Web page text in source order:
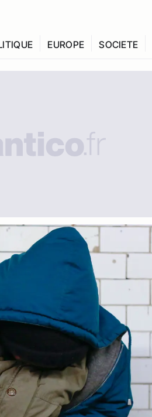
EUROPE SOCIETE